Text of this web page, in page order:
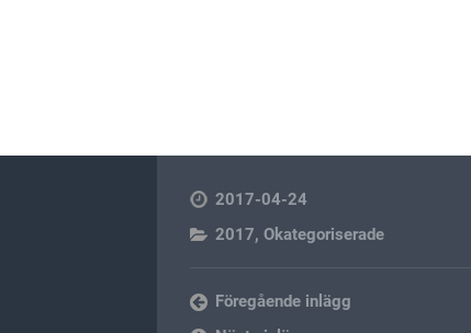
2017-04-24
2017,Okategoriserade
Föregående inlägg